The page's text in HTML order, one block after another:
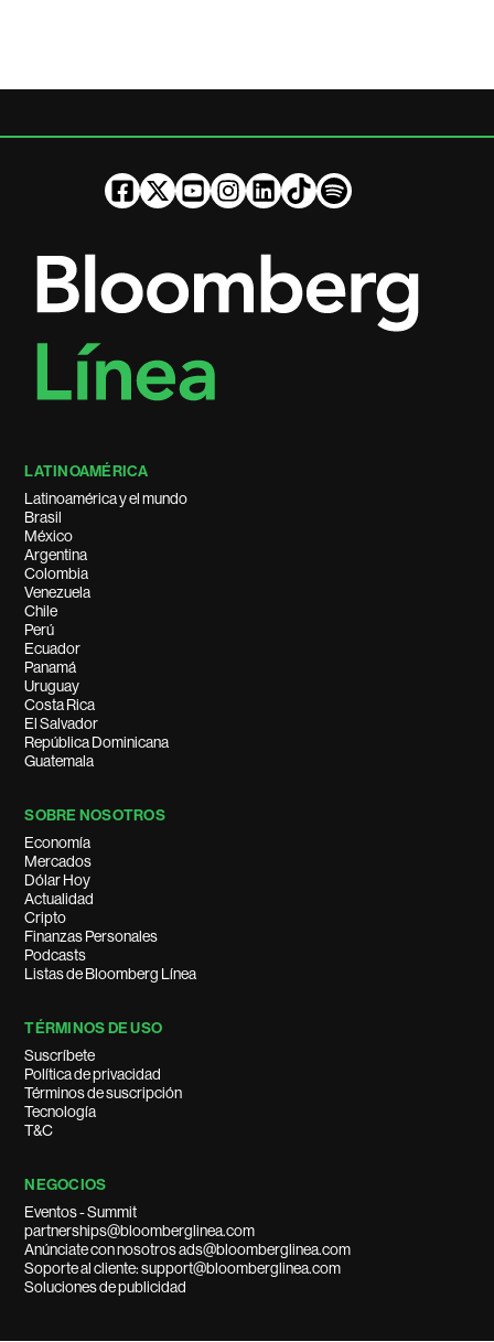
LATINOAMÉRICA
Latinoamérica y el mundo
Brasil
México
Argentina
Colombia
Venezuela
Chile
Perú
Ecuador
Panamá
Uruguay
Costa Rica
El Salvador
República Dominicana
Guatemala
SOBRE NOSOTROS
Economía
Mercados
Dólar Hoy
Actualidad
Cripto
Finanzas Personales
Podcasts
Listas de Bloomberg Línea
TÉRMINOS DE USO
Suscríbete
Política de privacidad
Términos de suscripción
Tecnología
T&C
NEGOCIOS
Eventos - Summit
partnerships@bloomberglinea.com
Anúnciate con nosotros ads@bloomberglinea.com
Soporte al cliente: support@bloomberglinea.com
Soluciones de publicidad